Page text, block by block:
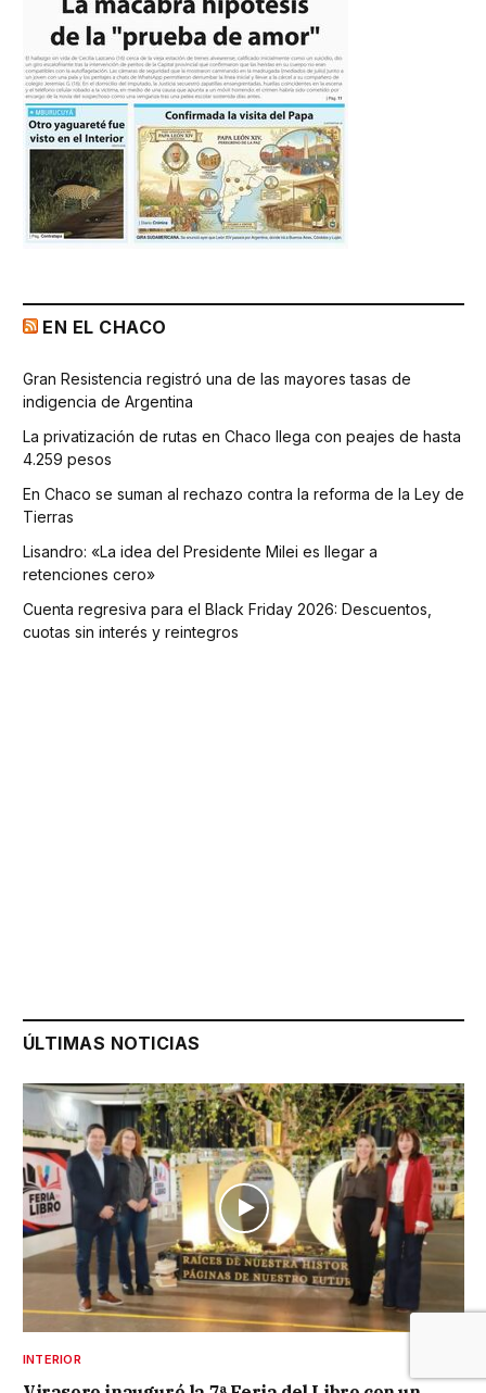
EN EL CHACO
Gran Resistencia registró una de las mayores tasas de
indigencia de Argentina
La privatización de rutas en Chaco llega con peajes de hasta
4.259 pesos
En Chaco se suman al rechazo contra la reforma de la Ley de
Tierras
Lisandro: «La idea del Presidente Milei es llegar a
retenciones cero»
Cuenta regresiva para el Black Friday 2026: Descuentos,
cuotas sin interés y reintegros
ÚLTIMAS NOTICIAS
INTERIOR